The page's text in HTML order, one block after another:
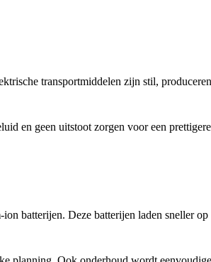
transportmiddelen zijn stil,
en geen uitstoot zorgen voor een
batterijen. Deze batterijen laden sneller